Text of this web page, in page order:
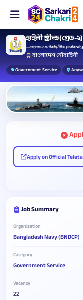
হাইলী স্কীল্ড (গ্রেড-২)
— বাংলাদেশ নৌবাহিনী নিয়োগ
বাংলাদেশ নৌবাহিনী
Government Service
Apply on Official
Job Summary
Organization
Bangladesh Navy (BNDCP)
Category
Government Service
Vacancy
22